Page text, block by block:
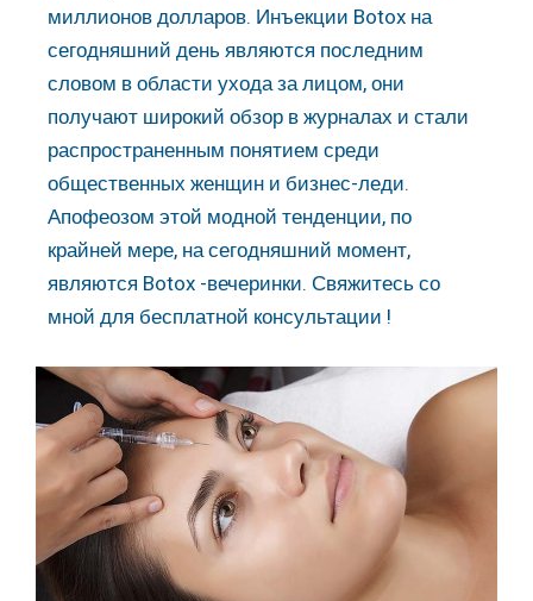
миллионов долларов. Инъекции Botox на
сегодняшний день являются последним
словом в области ухода за лицом, они
получают широкий обзор в журналах и стали
распространенным понятием среди
общественных женщин и бизнес-леди.
Апофеозом этой модной тенденции, по
крайней мере, на сегодняшний момент,
являются Botox -вечеринки. Свяжитесь со
мной для бесплатной консультации !